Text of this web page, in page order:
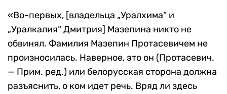
«Во-первых, [владельца „Уралхима“ и
„Уралкалия“ Дмитрия] Мазепина никто не
обвинял. Фамилия Мазепин Протасевичем не
произносилась. Наверное, это он (Протасевич.
— Прим. ред.) или белорусская сторона должна
разъяснить, о ком идет речь. Вряд ли здесь